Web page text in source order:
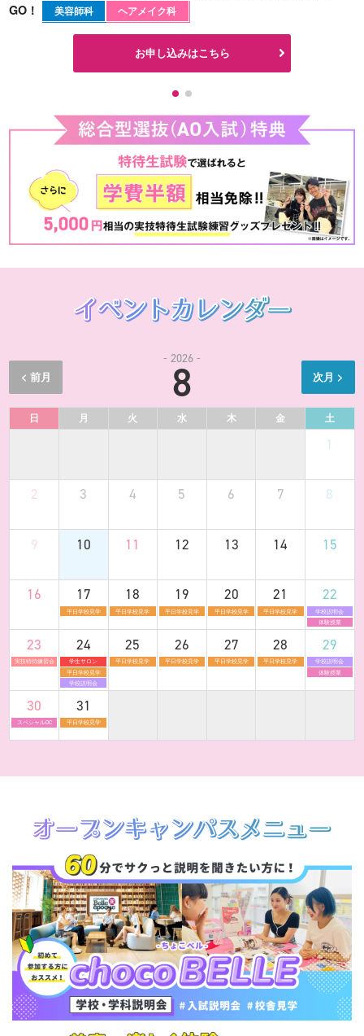
GO！
美容師科 ヘアメイク科
お申し込みはこちら
- 2026 -
8
日 月 火 水 木 金 土
1
2 3 4 5 6 7 8
9 10 11 12 13 14 15
16 17
平日学校見学
18
平日学校見学
19
平日学校見学
20
平日学校見学
21
平日学校見学
22
学校説明会
体験授業
23
実技特待練習会
24
学生サロン
平日学校見学
学校説明会
25
平日学校見学
26
平日学校見学
27
平日学校見学
28
平日学校見学
29
学校説明会
体験授業
30
スペシャルOC
31
平日学校見学